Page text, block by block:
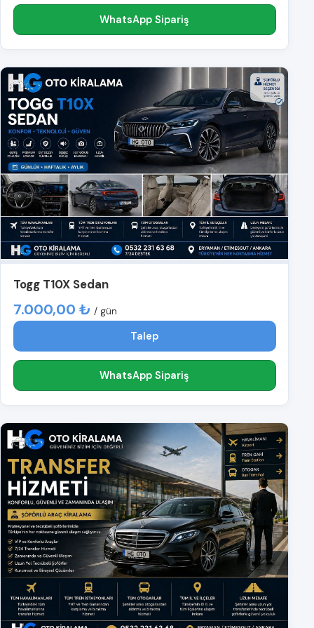
WhatsApp Sipariş
Togg T10X Sedan
7.000,00 ₺ / gün
Talep
WhatsApp Sipariş